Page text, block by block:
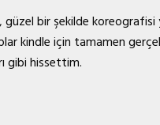
bir şekilde
kindle için tamamen
gibi hissettim.